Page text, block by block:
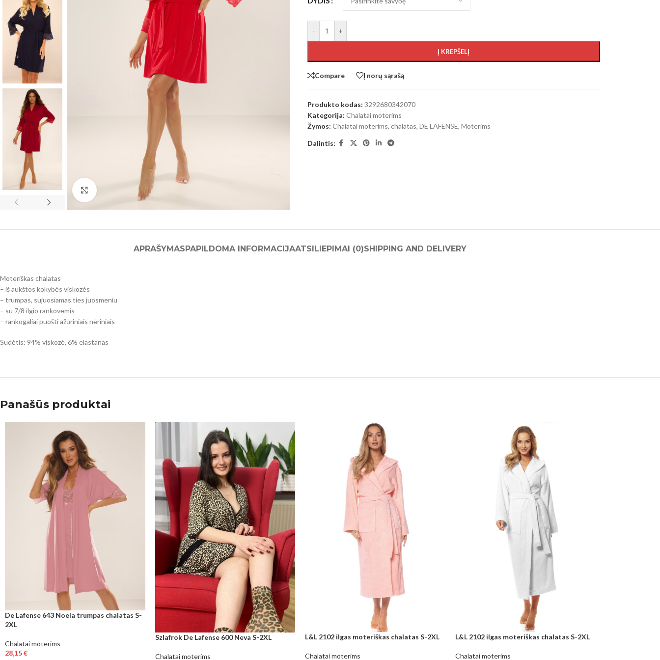
Click to enlarge
- +
Į KREPŠELĮ
Compare Į norų sąrašą
Produkto kodas: 3292680342070
Kategorija: Chalatai moterims
Žymos: Chalatai moterims, chalatas, DE LAFENSE, Moterims
Dalintis:
APRAŠYMASPAPILDOMA INFORMACIJAATSILIEPIMAI (0)SHIPPING AND DELIVERY
Moteriškas chalatas
– iš aukštos kokybės viskozės
– trumpas, sujuosiamas ties juosmeniu
– su 7/8 ilgio rankovėmis
– rankogaliai puošti ažūriniais nėriniais
Sudėtis: 94% viskozė, 6% elastanas
Panašūs produktai
De Lafense 643 Noela trumpas chalatas S-
2XL
Chalatai moterims
28,15€
Szlafrok De Lafense 600 Neva S-2XL
Chalatai moterims
L&L 2102 ilgas moteriškas chalatas S-2XL
Chalatai moterims
L&L 2102 ilgas moteriškas chalatas S-2XL
Chalatai moterims